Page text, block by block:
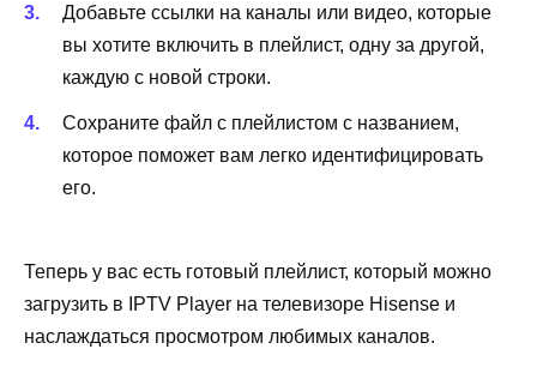
Добавьте ссылки на каналы или видео, которые
вы хотите включить в плейлист, одну за другой,
каждую с новой строки.
Сохраните файл с плейлистом с названием,
которое поможет вам легко идентифицировать
его.
Теперь у вас есть готовый плейлист, который можно
загрузить в IPTV Player на телевизоре Hisense и
наслаждаться просмотром любимых каналов.